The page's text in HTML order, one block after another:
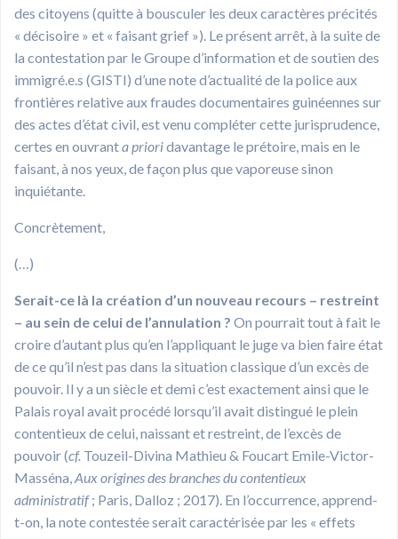
des citoyens (quitte à bousculer les deux caractères précités
« décisoire » et « faisant grief »). Le présent arrêt, à la suite de
la contestation par le Groupe d’information et de soutien des
immigré.e.s (GISTI) d’une note d’actualité de la police aux
frontières relative aux fraudes documentaires guinéennes sur
des actes d’état civil, est venu compléter cette jurisprudence,
certes en ouvranta prioridavantage le prétoire, mais en le
faisant, à nos yeux, de façon plus que vaporeuse sinon
inquiétante.
Concrètement,
(…)
Serait-ce là la création d’un nouveau recours – restreint
– au sein de celui de l’annulation ? On pourrait tout à fait le
croire d’autant plus qu’en l’appliquant le juge va bien faire état
de ce qu’il n’est pas dans la situation classique d’un excès de
pouvoir. Il y a un siècle et demi c’est exactement ainsi que le
Palais royal avait procédé lorsqu’il avait distingué le plein
contentieux de celui, naissant et restreint, de l’excès de
pouvoir (cf. Touzeil-Divina Mathieu & Foucart Emile-Victor-
Masséna,Aux origines des branches du contentieux
administratif; Paris, Dalloz ; 2017). En l’occurrence, apprend-
t-on, la note contestée serait caractérisée par les « effets